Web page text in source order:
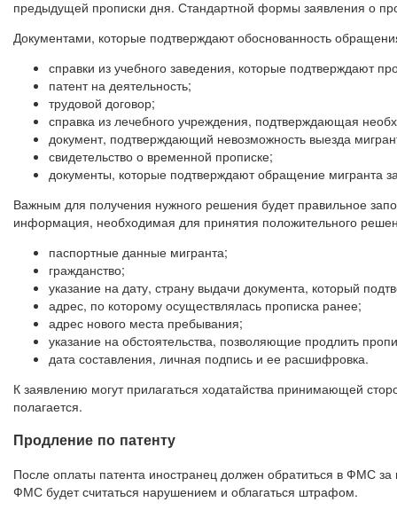
предыдущей прописки дня. Стандартной формы заявления о
Документами, которые подтверждают обоснованность
справки из учебного заведения, которые подтверждают
патент на деятельность;
трудовой договор;
справка из лечебного учреждения, подтверждающая
документ, подтверждающий невозможность выезда
свидетельство о временной прописке;
документы, которые подтверждают обращение мигранта
Важным для получения нужного решения будет правильное
информация, необходимая для принятия положительного
паспортные данные мигранта;
гражданство;
указание на дату, страну выдачи документа, который
адрес, по которому осуществлялась прописка ранее;
адрес нового места пребывания;
указание на обстоятельства, позволяющие продлить
дата составления, личная подпись и ее расшифровка.
К заявлению могут прилагаться ходатайства принимающей
полагается.
Продление по патенту
После оплаты патента иностранец должен обратиться в ФМС
ФМС будет считаться нарушением и облагаться штрафом.